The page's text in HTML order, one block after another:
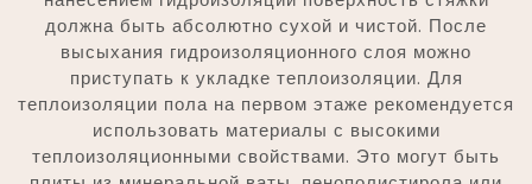
должна быть абсолютно сухой и чистой. После
высыхания гидроизоляционного слоя можно
приступать к укладке теплоизоляции. Для
теплоизоляции пола на первом этаже рекомендуется
использовать материалы с высокими
теплоизоляционными свойствами. Это могут быть